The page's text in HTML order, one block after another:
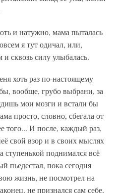
и натужно, мама пыталась
я тут одичал, или,
сквозь силу улыбалась.
хоть раз по-настоящему
вообще, грубо выбрани, за
мои мозги и встали бы
просто, словно, сбегала от
того... И после, каждый раз,
свой взор и в своих мыслях
ступенькой поднимался всё
пьедестал, пока сегодня
жизнь, не посмотрел на
не признался сам себе,